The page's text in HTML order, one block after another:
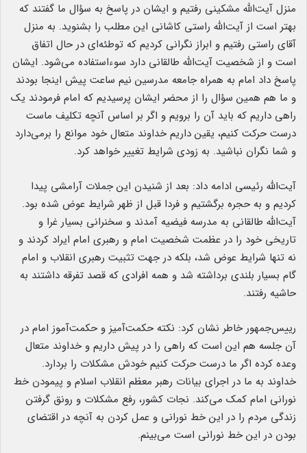
منزل آیت‌الله مشکینی رفتیم و ایشان در پاسخ به سؤال ما گفتند که
بهتر است از آیت‌الله راستی کاشانی این مطلب را بشنوید. به منزل
آقای راستی رفتیم و ابراز نگرانی کردیم که توطئه‌ای در حال اتفاق
است و از شخصیت آیت‌الله طالقانی دارد سوءاستفاده می‌شود. ایشان
پاسخ داد امام به همراه جامعه مدرسین نیم ساعت پیش اینجا بودند
و ما هم همین سؤال را از محضر ایشان پرسیدیم که امام فرمودند یک
راهی داریم که باید آن را برویم و اگر بر اساس آنچه تکلیف ماست
درست حرکت کنیم، یقین داریم خداوند متعال خود موانع را برمی‌دارد
و شما نگران نباشید. به زودی شرایط تغییر خواهد کرد.
آیت‌الله رئیسی ادامه داد: بعد از شنیدن این جملات آرامشی پیدا
کردیم و به حجره برگشتیم و فردا قبل از ظهر شرایط عوض شده بود.
آیت‌الله طالقانی به مدرسه فیضیه آمدند و سخنرانی بسیار غرا و
تاریخی خود را در عظمت شخصیت امام و رهبری امام ایراد کردند و
نه تنها شرایط عوض شد، بلکه در جهت تثبیت رهبری انقلاب و امام
گام بسیار بلندی برداشته شد و همه افرادی که قصد تفرقه داشتند به
حاشیه رفتند.
رییس‌جمهور خاطر نشان کرد: نکته حکمت‌آمیز و حکمت‌آموز امام در
آن جلسه هم این است که راهی را در پیش داریم و خداوند متعال
وعده کرده اگر ما درست حرکت کنیم خودش مشکلات را بردارد.
خداوند به ما در اجرای بیانات رهبر معظم انقلاب اسلام و پیمودن خط
نورانی امام کمک می‌کند. نجات کشور، رفع مشکلات و رونق گرفتن
زندگی مردم را در این خط نورانی و عمل کردن به آنچه در اقتضای
بودن در این خط نورانی است می‌بینم.